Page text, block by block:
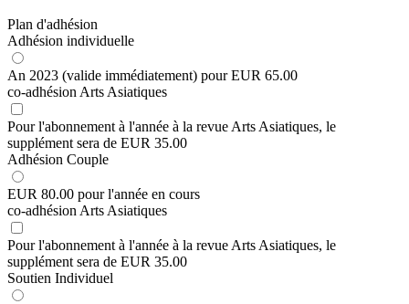
Plan d'adhésion
Adhésion individuelle
An 2023 (valide immédiatement) pourEUR 65.00
co-adhésion Arts Asiatiques
Pour l'abonnement à l'année à la revue Arts Asiatiques, le
supplément sera de EUR 35.00
Adhésion Couple
EUR 80.00 pour l'année en cours
co-adhésion Arts Asiatiques
Pour l'abonnement à l'année à la revue Arts Asiatiques, le
supplément sera de EUR 35.00
Soutien Individuel